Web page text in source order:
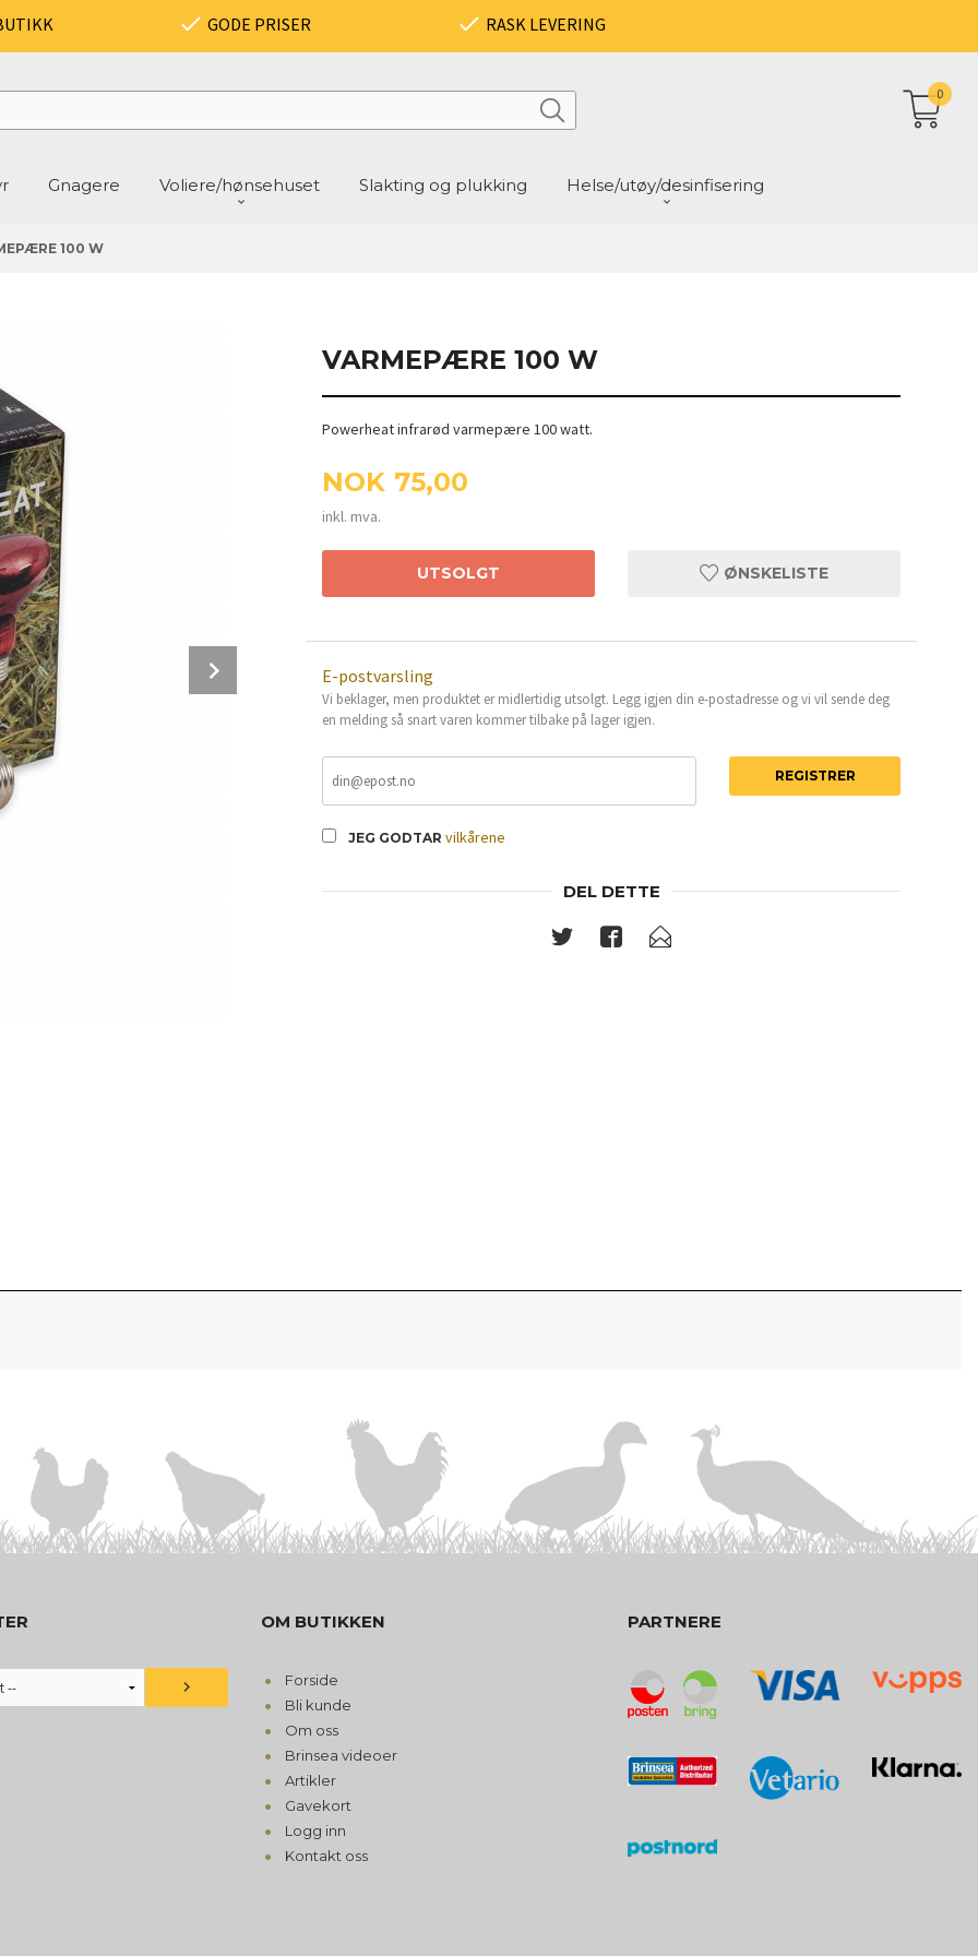
GODE PRISER RASK LEVERING
Gnagere Voliere/hønsehuset Slakting og plukking Helse/utøy/desinfisering
0
100 W
VARMEPÆRE 100 W
Powerheat infrarød varmepære 100 watt.
Pris
NOK 75,00
inkl. mva.
UTSOLGT ØNSKELISTE
E-postvarsling
Vi beklager, men produktet er midlertidig utsolgt. Legg igjen din e-postadresse og vi vil sende deg
en melding så snart varen kommer tilbake på lager igjen.
JEG GODTAR vilkårene
REGISTRER
DEL DETTE
OM BUTIKKEN
Forside
Bli kunde
Om oss
Brinsea videoer
Artikler
Gavekort
Logg inn
Kontakt oss
PARTNERE